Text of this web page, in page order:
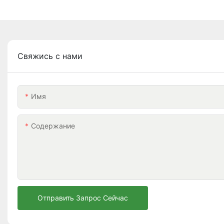
Свяжись с нами
Имя
Содержание
Отправить Запрос Сейчас